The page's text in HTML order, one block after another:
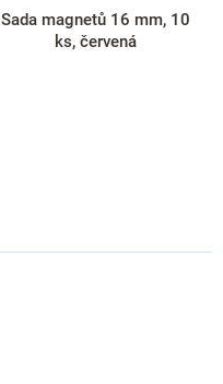
Sada magnetů 16 mm, 10
ks, červená